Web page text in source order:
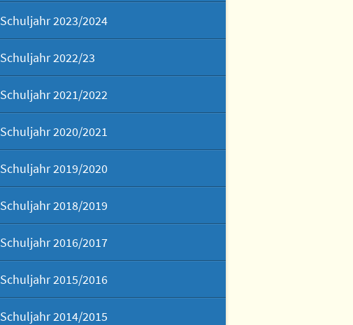
Schuljahr 2023/2024
Schuljahr 2022/23
Schuljahr 2021/2022
Schuljahr 2020/2021
Schuljahr 2019/2020
Schuljahr 2018/2019
Schuljahr 2016/2017
Schuljahr 2015/2016
Schuljahr 2014/2015